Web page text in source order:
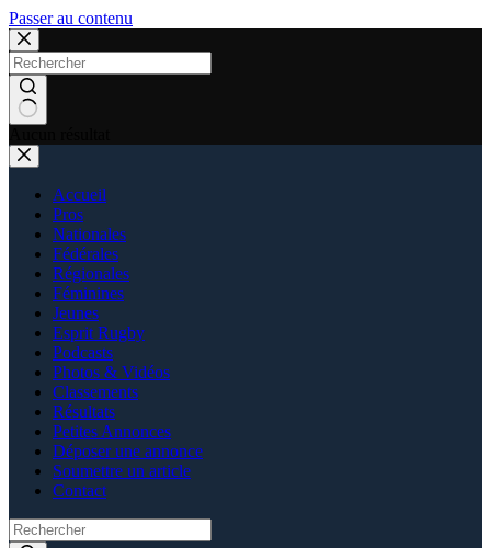
Passer au contenu
Accueil
Pros
Nationales
Fédérales
Régionales
Féminines
Jeunes
Esprit Rugby
Podcasts
Photos & Vidéos
Classements
Résultats
Petites Annonces
Déposer une annonce
Soumettre un article
Contact